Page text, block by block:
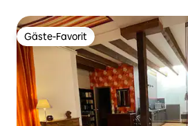
Gäste-Favorit
Gäste-Favorit